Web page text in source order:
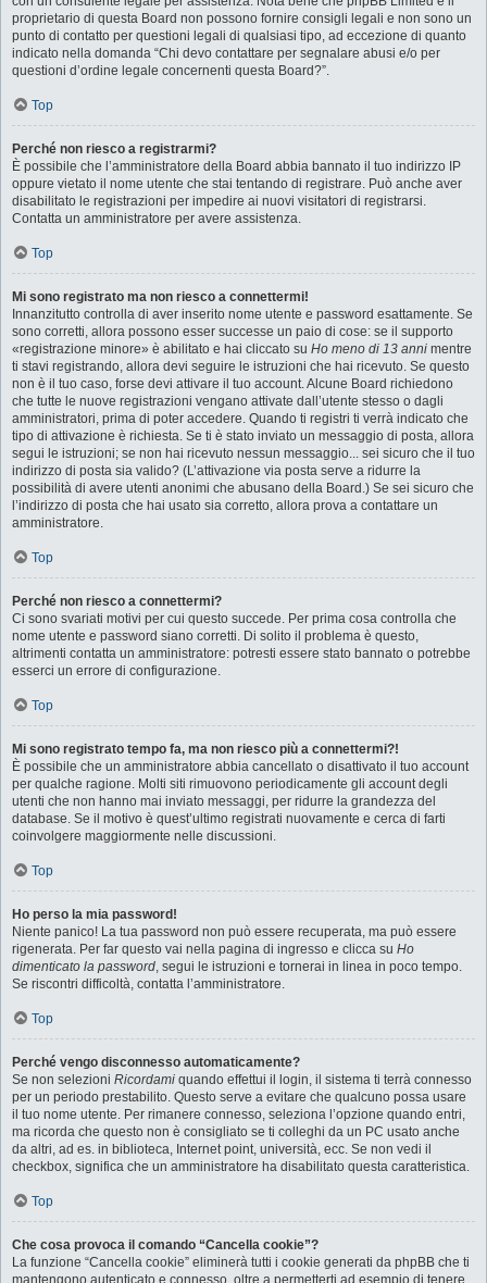
proprietario di questa Board non possono fornire consigli legali e non sono un
punto di contatto per questioni legali di qualsiasi tipo, ad eccezione di quanto
indicato nella domanda “Chi devo contattare per segnalare abusi e/o per
questioni d’ordine legale concernenti questa Board?”.
Top
Perché non riesco a registrarmi?
È possibile che l’amministratore della Board abbia bannato il tuo indirizzo IP
oppure vietato il nome utente che stai tentando di registrare. Può anche aver
disabilitato le registrazioni per impedire ai nuovi visitatori di registrarsi.
Contatta un amministratore per avere assistenza.
Top
Mi sono registrato ma non riesco a connettermi!
Innanzitutto controlla di aver inserito nome utente e password esattamente. Se
sono corretti, allora possono esser successe un paio di cose: se il supporto
«registrazione minore» è abilitato e hai cliccato su Ho meno di 13 anni mentre
ti stavi registrando, allora devi seguire le istruzioni che hai ricevuto. Se questo
non è il tuo caso, forse devi attivare il tuo account. Alcune Board richiedono
che tutte le nuove registrazioni vengano attivate dall’utente stesso o dagli
amministratori, prima di poter accedere. Quando ti registri ti verrà indicato che
tipo di attivazione è richiesta. Se ti è stato inviato un messaggio di posta, allora
segui le istruzioni; se non hai ricevuto nessun messaggio... sei sicuro che il tuo
indirizzo di posta sia valido? (L’attivazione via posta serve a ridurre la
possibilità di avere utenti anonimi che abusano della Board.) Se sei sicuro che
l’indirizzo di posta che hai usato sia corretto, allora prova a contattare un
amministratore.
Top
Perché non riesco a connettermi?
Ci sono svariati motivi per cui questo succede. Per prima cosa controlla che
nome utente e password siano corretti. Di solito il problema è questo,
altrimenti contatta un amministratore: potresti essere stato bannato o potrebbe
esserci un errore di configurazione.
Top
Mi sono registrato tempo fa, ma non riesco più a connettermi?!
È possibile che un amministratore abbia cancellato o disattivato il tuo account
per qualche ragione. Molti siti rimuovono periodicamente gli account degli
utenti che non hanno mai inviato messaggi, per ridurre la grandezza del
database. Se il motivo è quest’ultimo registrati nuovamente e cerca di farti
coinvolgere maggiormente nelle discussioni.
Top
Ho perso la mia password!
Niente panico! La tua password non può essere recuperata, ma può essere
rigenerata. Per far questo vai nella pagina di ingresso e clicca su Ho
dimenticato la password, segui le istruzioni e tornerai in linea in poco tempo.
Se riscontri difficoltà, contatta l’amministratore.
Top
Perché vengo disconnesso automaticamente?
Se non selezioni Ricordami quando effettui il login, il sistema ti terrà connesso
per un periodo prestabilito. Questo serve a evitare che qualcuno possa usare
il tuo nome utente. Per rimanere connesso, seleziona l’opzione quando entri,
ma ricorda che questo non è consigliato se ti colleghi da un PC usato anche
da altri, ad es. in biblioteca, Internet point, università, ecc. Se non vedi il
checkbox, significa che un amministratore ha disabilitato questa caratteristica.
Top
Che cosa provoca il comando “Cancella cookie”?
La funzione “Cancella cookie” eliminerà tutti i cookie generati da phpBB che ti
mantengono autenticato e connesso, oltre a permetterti ad esempio di tenere